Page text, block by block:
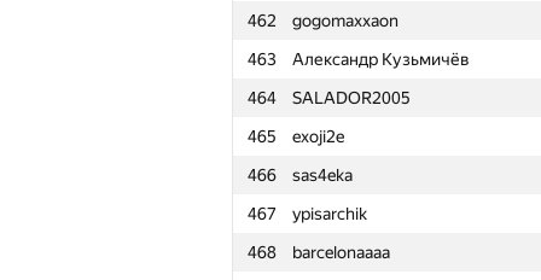
462
gogomaxxaon
463
Александр Кузьмичёв
464
SALADOR2005
465
exoji2e
466
sas4eka
467
ypisarchik
468
barcelonaaaa